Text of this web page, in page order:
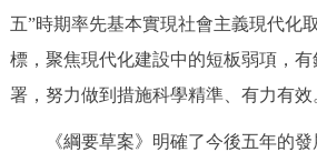
五”時期率先基本實現社會主義現代化
標，聚焦現代化建設中的短板弱項，
署，努力做到措施科學精準、有力有效
《綱要草案》明確了今後五年的發